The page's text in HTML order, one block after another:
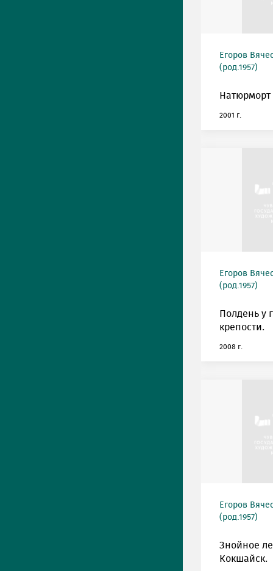
Егоров
(род.1957)
Натюрморт
2001 г.
Егоров
(род.1957)
Полдень у
крепости.
2008 г.
Егоров
(род.1957)
Знойное
Кокшайск.